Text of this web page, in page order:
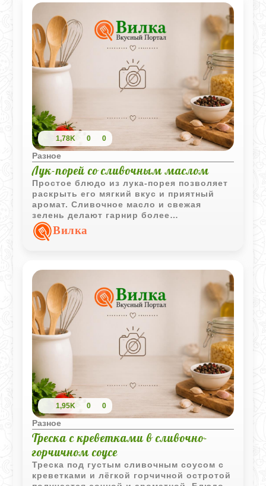
1,78K 0 0
Разное
Лук-порей со сливочным маслом
Простое блюдо из лука-порея позволяет
раскрыть его мягкий вкус и приятный
аромат. Сливочное масло и свежая
зелень делают гарнир более
насыщенным и хорошо дополняют мясо,
птицу или рыбу.
Вилка
1,95K 0 0
Разное
Треска с креветками в сливочно-
горчичном соусе
Треска под густым сливочным соусом с
креветками и лёгкой горчичной остротой